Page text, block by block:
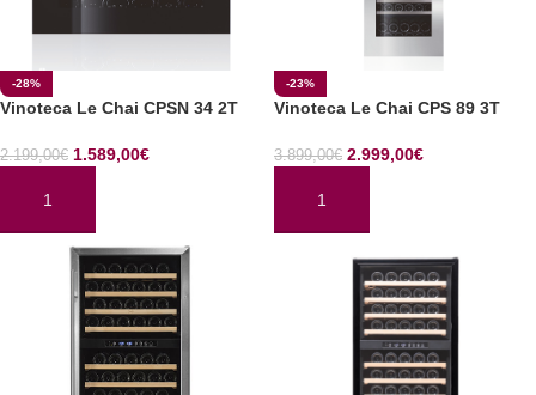
-28%
Vinoteca Le Chai CPSN 34 2T
2.199,00€ 1.589,00€
AÑADIR AL CARRITO
-23%
Vinoteca Le Chai CPS 89 3T
3.899,00€ 2.999,00€
AÑADIR AL CARRITO